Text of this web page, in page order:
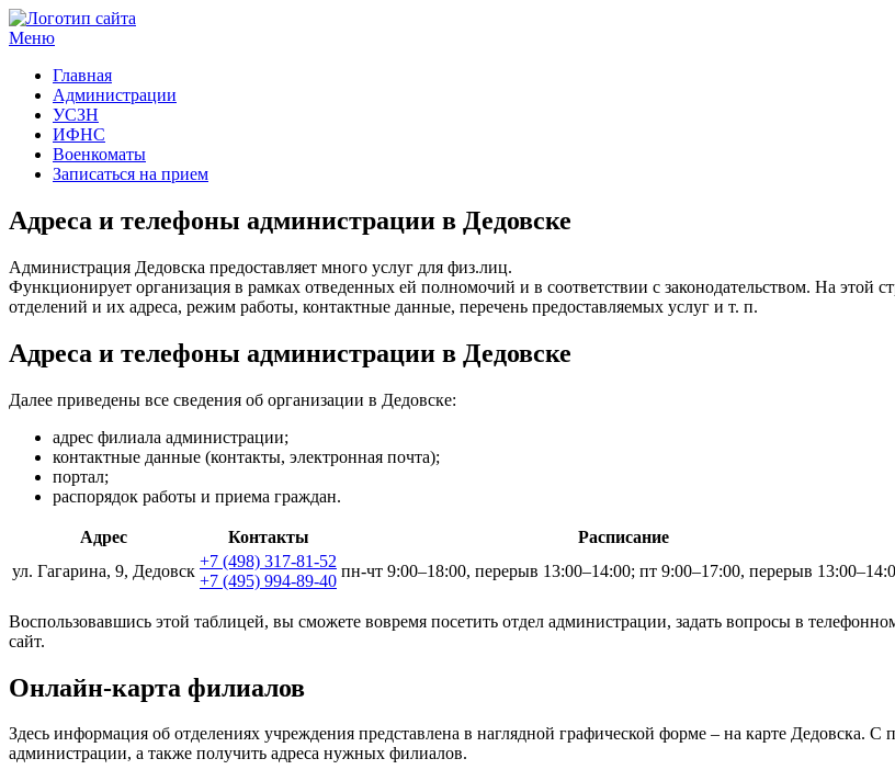
Меню
Главная
Администрации
УСЗН
ИФНС
Военкоматы
Записаться на прием
Адреса и телефоны администрации в Дедовске
Администрация Дедовска предоставляет много услуг для физ.лиц.
Функционирует организация в рамках отведенных ей полномочий и в соответствии с законодательством. На
отделений и их адреса, режим работы, контактные данные, перечень предоставляемых услуг и т. п.
Адреса и телефоны администрации в Дедовске
Далее приведены все сведения об организации в Дедовске:
адрес филиала администрации;
контактные данные (контакты, электронная почта);
портал;
распорядок работы и приема граждан.
Адрес Контакты
Расписание
ул. Гагарина, 9, Дедовск
+7 (498) 317-81-52
+7 (495) 994-89-40
пн-чт 9:00–18:00, перерыв 13:00–14:00; пт 9:00–17:00, перерыв
Воспользовавшись этой таблицей, вы сможете вовремя посетить отдел администрации, задать вопросы в
сайт.
Онлайн-карта филиалов
Здесь информация об отделениях учреждения представлена в наглядной графической форме – на карте Дедовска.
администрации, а также получить адреса нужных филиалов.